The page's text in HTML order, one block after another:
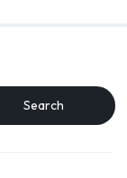
Search